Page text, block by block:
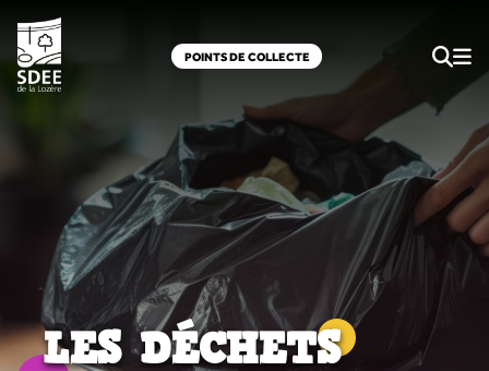
POINTS DE COLLECTE
LES DÉCHETS